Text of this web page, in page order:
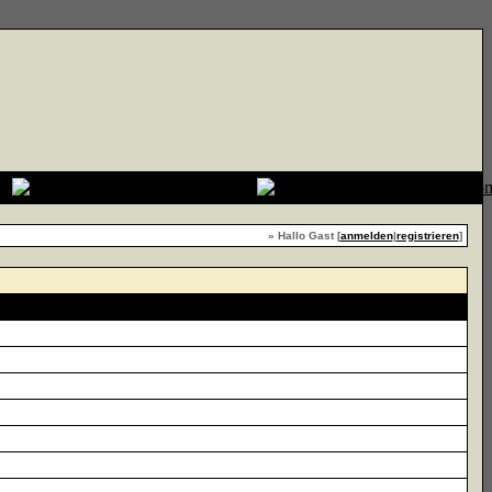
» Hallo Gast [anmelden|registrieren]